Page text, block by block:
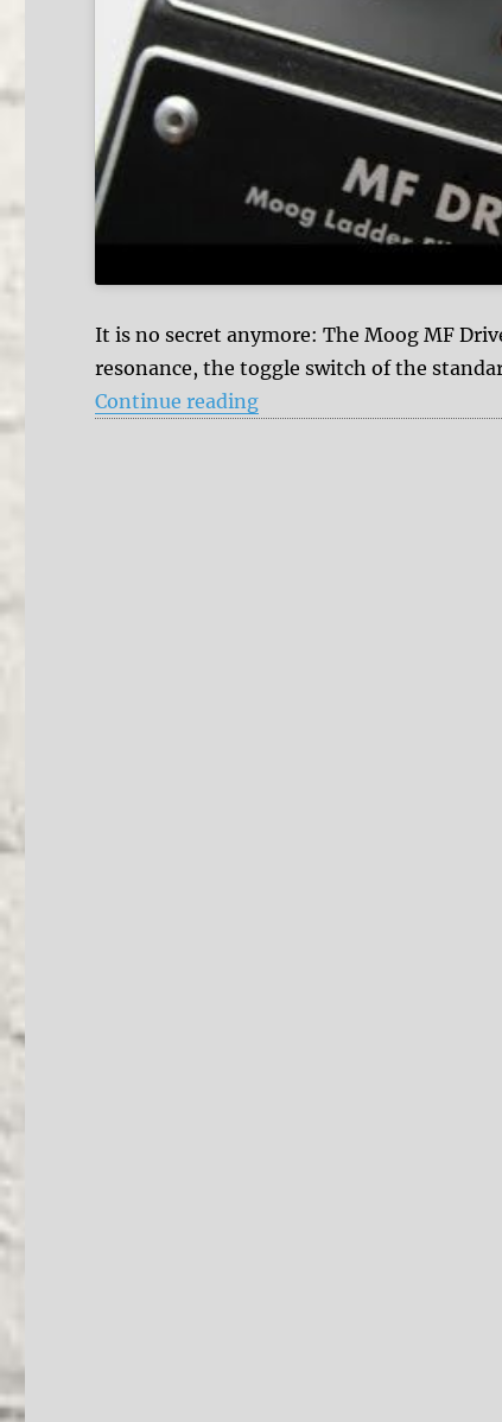
It is no secret anymore: The Moog MF
resonance, the toggle switch of the
Continue reading“MOOG Minifooger MF